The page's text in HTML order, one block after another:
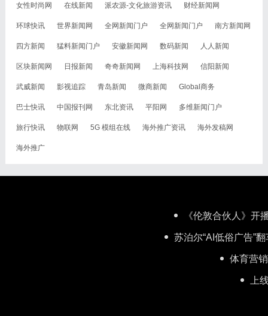
女性时尚网 在线新闻 派农源-文化旅游资讯 财经新闻网
环球快讯 世界新闻网 全网新闻门户 全网新闻门户 南方新闻网
四方新闻 猛料新闻门户 安徽新闻网 数码新闻 人人新闻
区块新闻网 日报新闻 奇奇新闻网 上海科技网 信阳新闻
武威新闻 影视追踪 青岛新闻 微商新闻 Global商务
巴士快讯 中国报刊网 东北资讯 平阳网 多维新闻门户
旅行快讯 物联网 5G 模组在线 海外推广资讯 海外发稿网
海外推广
《伦敦合伙人》开
苏泊尔“AI低俗广告”
体育营
上